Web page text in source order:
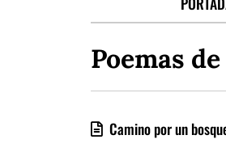
Poemas
Camino por un